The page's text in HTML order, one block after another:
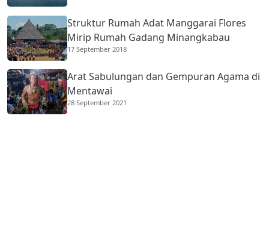
Struktur Rumah Adat Manggarai Flores
Mirip Rumah Gadang Minangkabau
17 September 2018
Arat Sabulungan dan Gempuran Agama di
Mentawai
28 September 2021